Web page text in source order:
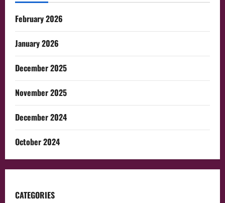
February 2026
January 2026
December 2025
November 2025
December 2024
October 2024
CATEGORIES